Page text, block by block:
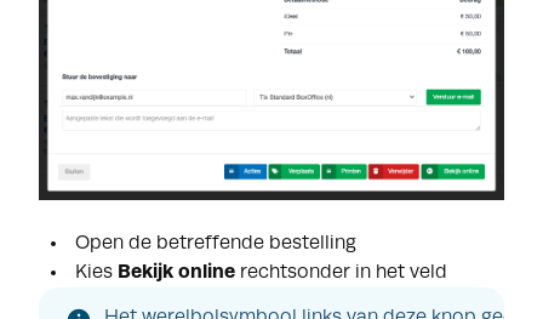
Open de betreffende bestelling
Kies Bekijk online rechtsonder in het veld